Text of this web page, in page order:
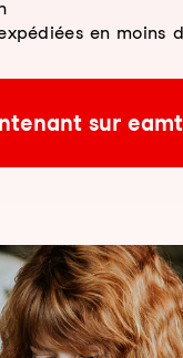
en moins
sur